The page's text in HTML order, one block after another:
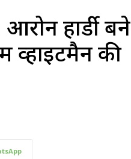
हार्डी बने
व्हाइटमैन की